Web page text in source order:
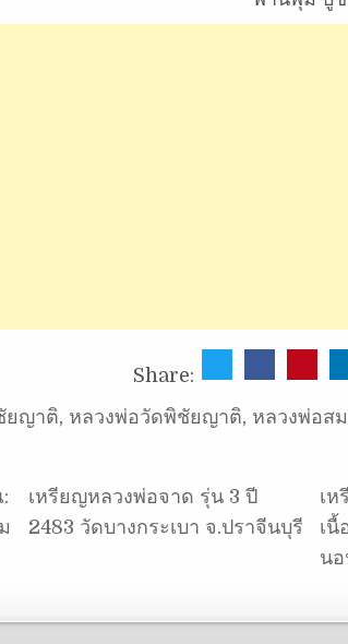
Share:
ยญาติ, หลวงพ่อวัดพิชัยญาติ, หลวงพ่อส
เหรียญหลวงพ่อจาด รุ่น 3 ปี
2483 วัดบางกระเบา จ.ปราจีนบุรี
เห
เนื้
น